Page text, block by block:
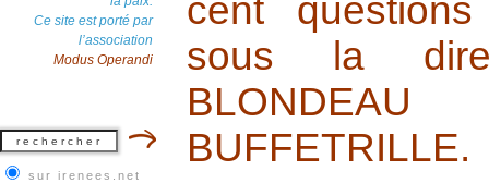
Ce site est porté par
l’association
Modus Operandi
sur irenees.net
cent
sous la
BUFFETRILLE.